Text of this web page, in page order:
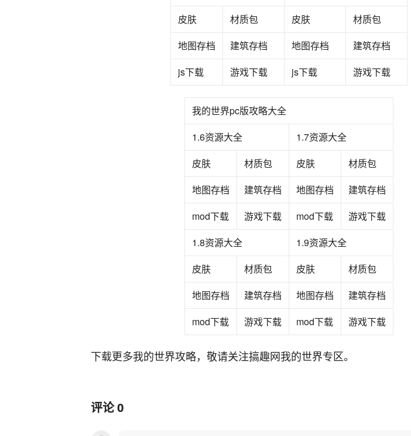
皮肤
材质包 皮肤
材质包
地图存档
‍‍‍建筑存档 地图存档
建筑存档
js下载
游戏下载‍ js下载 游戏下载
我的世界pc版攻略大全
1.6资源大全
1.7资源大全
皮肤
材质包 皮肤
材质包
地图存档
建筑存档 地图存档
建筑存档
mod下载
游戏下载 mod下载
游戏下载
1.8资源大全
1.9资源大全
皮肤
材质包 皮肤
材质包
地图存档
建筑存档 地图存档
建筑存档
mod下载
游戏下载 mod下载 游戏下载
下载更多我的世界攻略，敬请关注搞趣网我的世界专区。
评论0